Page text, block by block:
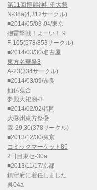
第11回博麗神社例大祭
N-38a(4,312サークル)
■2014/05/03-04/東京
砲雷撃戦！よーい！ 9
F-105(578/853サークル)
■2014/03/30/名古屋
東方名華祭8
A-23(334サークル)
■2014/03/09/奈良
仙仏蒐合
夢殿大祀廟-3
■2014/02/02/福岡
大⑨州東方祭⑨
霖-29,30(378サークル)
■2013/12/30/東京
コミックマーケット85
2日目東セ-30a
■2013/11/17/京都
鎮守府に着任しました
呉04a